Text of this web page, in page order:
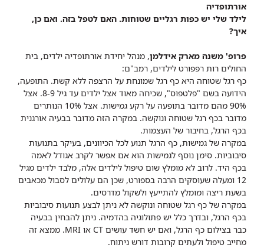
אורתופדיה
לילד שלי יש כפות רגליים שטוחות. האם לטפל בזה. ואם כן,
איך?
פרופ' משנה מארק אידלמן, מנהל יחידת אורתופדיה ילדים, בית
החולים רות רפפורט לילדים, רמב"ם:
כף רגל שטוחה היא כף רגל שמונחת על הרצפה ללא קשת. התופעה,
הידועה בשם "פלטפוס", שכיחה מאוד אצל ילדים עד גיל 8-9. אצל
90% מהם מדובר בתופעה על רקע גמישות. אצל 10% הנותרים
מדובר בכף רגל שטוחה ונוקשה. במקרה הזה מדובר בבעיה אורגנית
בכף הרגל, בחיבור של העצמות.
במקרה של גמישות, כף הרגל תנוע לכל הכיוונים, בעיקר בתנועות
סיבוביות. סימן נוסף לגמישות הוא אם אפשר לקרב אגודל לאמה
בכף היד. לרוב לא מומלץ שום טיפול לילדים אלה, מלבד ילדים מגיל
12 ומעלה שעוסקים הרבה בספורט, שכן הם עלולים לסבול מכאבים
בשעת ריצה ומומלץ להתייעץ ולשקול מדרסים.
במקרה של כף רגל שטוחה ונוקשה לא ניתן לבצע תנועות סיבוביות
בכף הרגל, ובדרך כלל יש פתולוגיה בהדמיה. ניתן להבחין בבעיה
כבר בצילום כף הרגל, ואם יש חשד עושים CT או MRI. ממצא זה
מחייב טיפול ולעתים קרובות דורש ניתוח.